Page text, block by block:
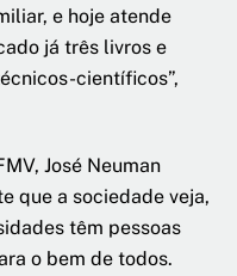
e hoje atende
já três livros e
científicos”,
José Neuman
que a sociedade veja,
têm pessoas
o bem de todos.